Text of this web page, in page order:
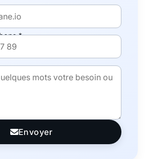
*
Envoyer